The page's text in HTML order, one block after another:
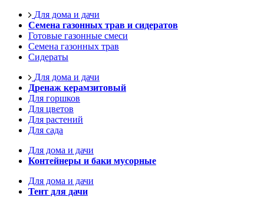
Для дома и дачи
Семена газонных трав и сидератов
Готовые газонные смеси
Семена газонных трав
Сидераты
Для дома и дачи
Дренаж керамзитовый
Для горшков
Для цветов
Для растений
Для сада
Для дома и дачи
Контейнеры и баки мусорные
Для дома и дачи
Тент для дачи